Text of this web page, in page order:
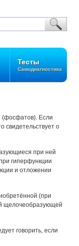
Тесты
Самодиагностика
(фосфатов). Если
свидетельствует о
при ней
гиперфункции
и отложении
(при
щелочеобразующей
говорить, если